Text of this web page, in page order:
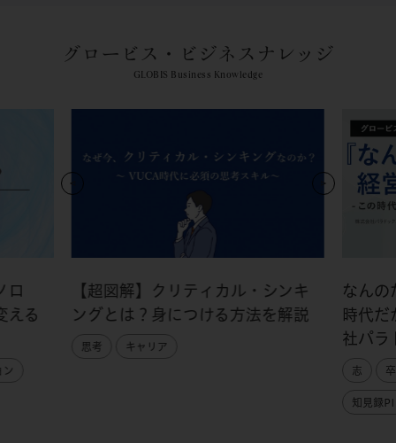
グロービス・ビジネスナレッジ
GLOBIS Business Knowledge
ロ
える
ン
【超図解】クリティカル・シンキ
ングとは？身につける方法を解説
思考 キャリア
なんの
時代だ
社パラ
志
知見録